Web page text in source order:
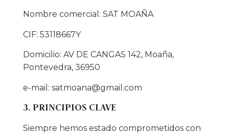
Nombre comercial: SAT MOAÑA
CIF: 53118667Y
Domicilio: AV DE CANGAS 142, Moaña,
Pontevedra, 36950
e-mail: satmoana@gmail.com
3. PRINCIPIOS CLAVE
Siempre hemos estado comprometidos con